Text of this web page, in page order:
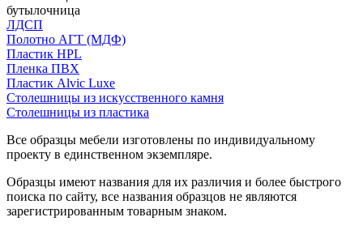
бутылочница
ЛДСП
Полотно АГТ (МДФ)
Пластик HPL
Пленка ПВХ
Пластик Alvic Luxe
Столешницы из искусственного камня
Столешницы из пластика
Все образцы мебели изготовлены по индивидуальному
проекту в единственном экземпляре.
Образцы имеют названия для их различия и более быстрого
поиска по сайту, все названия образцов не являются
зарегистрированным товарным знаком.